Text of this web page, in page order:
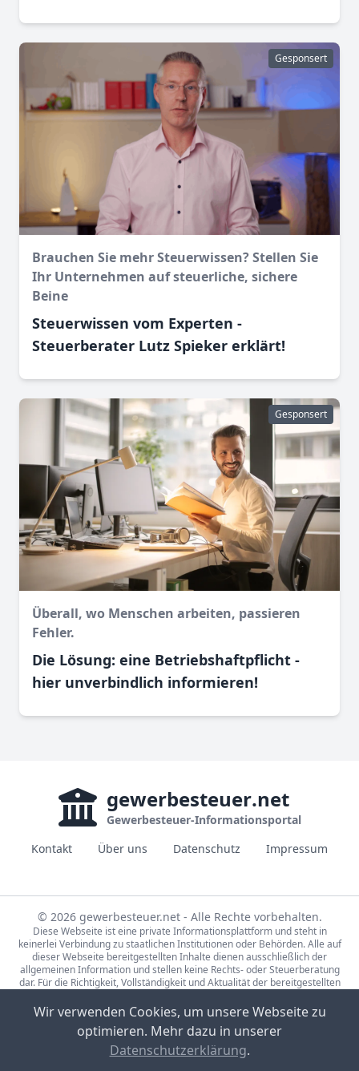
Gesponsert
Brauchen Sie mehr Steuerwissen? Stellen Sie
Ihr Unternehmen auf steuerliche, sichere
Beine
Steuerwissen vom Experten -
Steuerberater Lutz Spieker erklärt!
Gesponsert
Überall, wo Menschen arbeiten, passieren
Fehler.
Die Lösung: eine Betriebshaftpflicht -
hier unverbindlich informieren!
gewerbesteuer.net
Gewerbesteuer-Informationsportal
Kontakt
Über uns Datenschutz Impressum
© 2026 gewerbesteuer.net - Alle Rechte vorbehalten.
Diese Webseite ist eine private Informationsplattform und steht in
keinerlei Verbindung zu staatlichen Institutionen oder Behörden. Alle auf
dieser Webseite bereitgestellten Inhalte dienen ausschließlich der
allgemeinen Information und stellen keine Rechts- oder Steuerberatung
dar. Für die Richtigkeit, Vollständigkeit und Aktualität der bereitgestellten
steuerlichen Fragen wenden Sie sich bitte an einen qualifizierten
Fachberater.
Die Steuerdaten auf gewerbesteuer.net basieren auf den Erhebungen der
Statistische Ämter des Bundes und der Länder (Lizenz:
Datensätze: 71231-01-02-5, 71231-01-03-5) sowie Eigenrecherche.
Wir verwenden Cookies, um unsere Webseite zu
optimieren. Mehr dazu in unserer
Datenschutzerklärung.